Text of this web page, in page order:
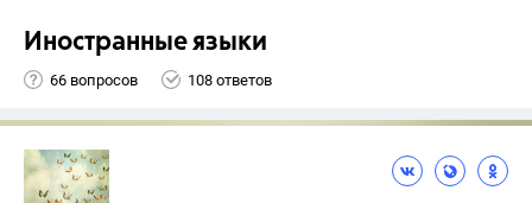
Иностранные языки
66 вопросов 108 ответов